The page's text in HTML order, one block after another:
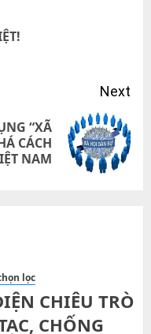
Next
“XÃ
CÁCH
NAM
lọc
CHIÊU TRÒ
CHỐNG